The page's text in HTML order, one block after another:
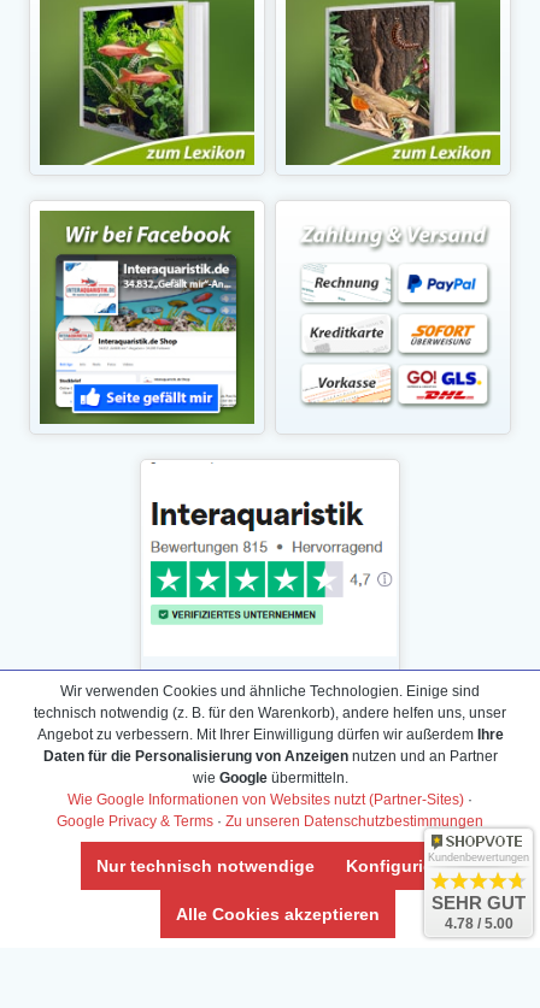
Daten­schutz­erklärung
Widerrufs­recht /Widerrufs­formular
AGB & Info
Impressum
Umwelt und Entsorgung
Vertrag widerrufen
Wir verwenden Cookies und ähnliche Technologien. Einige sind
technisch notwendig (z. B. für den Warenkorb), andere helfen uns, unser
Angebot zu verbessern. Mit Ihrer Einwilligung dürfen wir außerdem Ihre
Daten für die Personalisierung von Anzeigennutzen und an Partner
wie Googleübermitteln.
Wie Google Informationen von Websites nutzt (Partner-Sites) ·
Google Privacy & Terms · Zu unseren Datenschutzbestimmungen
Nur technisch notwendige Konfigurieren
Alle Cookies akzeptieren
Kundenbewertungen
SEHR GUT
4.78 / 5.00